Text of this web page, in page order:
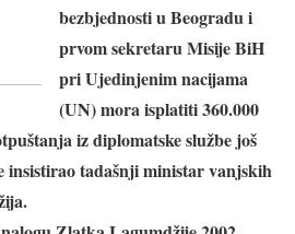
bezbjednosti u Beogradu i
prvom sekretaru Misije BiH
pri Ujedinjenim nacijama
(UN) mora isplatiti 360.000
iz diplomatske službe još
insistirao tadašnji ministar vanjskih